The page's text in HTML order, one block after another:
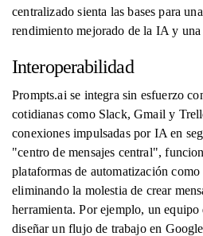
centralizado sienta las bases para
rendimiento mejorado de la IA y
Interoperabilidad
Prompts.ai se integra sin esfuerzo
cotidianas como Slack, Gmail y
conexiones impulsadas por IA en
"centro de mensajes central",
plataformas de automatización
eliminando la molestia de crear
herramienta. Por ejemplo, un
diseñar un flujo de trabajo en